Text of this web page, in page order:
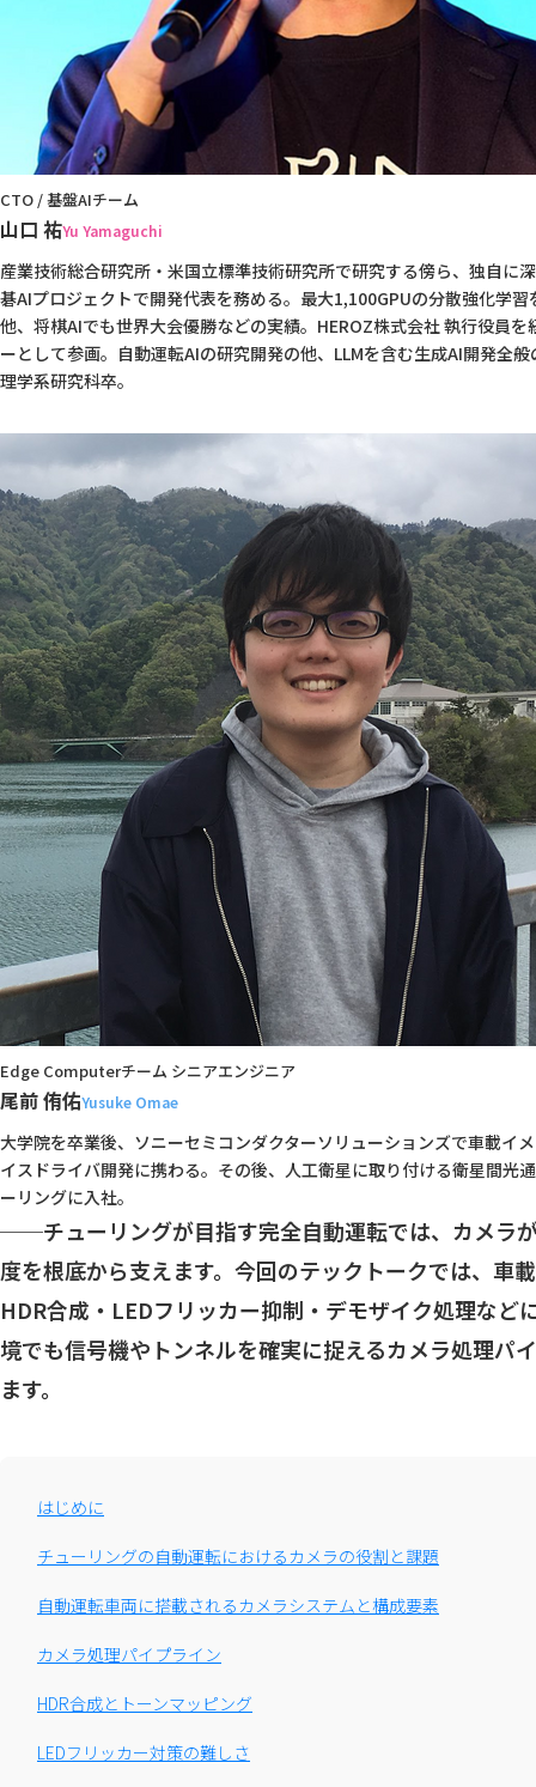
CTO / 基盤AIチーム
山口 祐Yu Yamaguchi
産業技術総合研究所・米国立標準技術研究所で研究する傍ら、独自に
碁AIプロジェクトで開発代表を務める。最大1,100GPUの分散強化学
他、将棋AIでも世界大会優勝などの実績。HEROZ株式会社 執行役員
ーとして参画。自動運転AIの研究開発の他、LLMを含む生成AI開発全
理学系研究科卒。
Edge Computerチーム シニアエンジニア
尾前 侑佑Yusuke Omae
大学院を卒業後、ソニーセミコンダクターソリューションズで車載イ
イスドライバ開発に携わる。その後、人工衛星に取り付ける衛星間光
ーリングに入社。
──チューリングが目指す完全自動運転では、カメラ
度を根底から支えます。今回のテックトークでは、車
HDR合成・LEDフリッカー抑制・デモザイク処理など
境でも信号機やトンネルを確実に捉えるカメラ処理パ
ます。
はじめに
チューリングの自動運転におけるカメラの役割と課題
自動運転車両に搭載されるカメラシステムと構成要素
カメラ処理パイプライン
HDR合成とトーンマッピング
LEDフリッカー対策の難しさ